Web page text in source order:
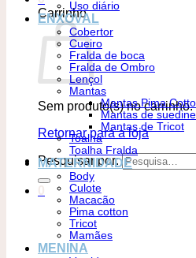
Carrinho
Sem produto(s) no carrinho.
Retornar para a loja
Pesquisar por:
Uso diário
ENXOVAL
Cobertor
Cueiro
Fralda de boca
Fralda de Ombro
Lençol
Mantas
Mantas Pima
Mantas de
Mantas de Tricot
Toalha
Toalha Fralda
MATERNIDADE
Body
Culote
Macacão
Pima cotton
Tricot
Mamães
MENINA